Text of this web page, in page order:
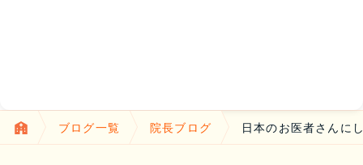
ブログ一覧 院長ブログ 日本のお医者さんに